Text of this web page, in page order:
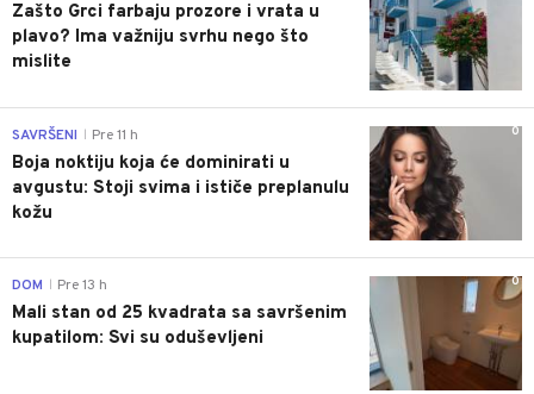
Zašto Grci farbaju prozore i vrata u
plavo? Ima važniju svrhu nego što
mislite
0
SAVRŠENI Pre 11 h
Boja noktiju koja će dominirati u
avgustu: Stoji svima i ističe preplanulu
kožu
0
DOM Pre 13 h
Mali stan od 25 kvadrata sa savršenim
kupatilom: Svi su oduševljeni